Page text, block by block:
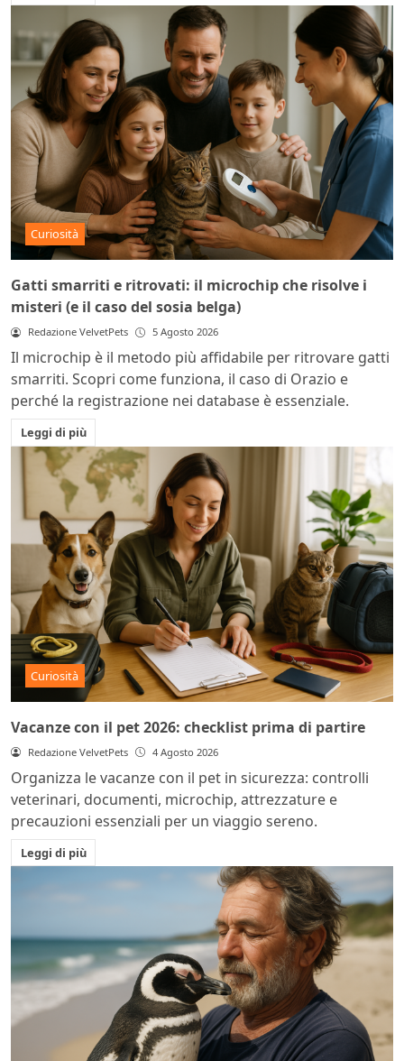
Curiosità
Gatti smarriti e ritrovati: il microchip che risolve i
misteri (e il caso del sosia belga)
Redazione VelvetPets 5 Agosto 2026
Il microchip è il metodo più affidabile per ritrovare gatti
smarriti. Scopri come funziona, il caso di Orazio e
perché la registrazione nei database è essenziale.
Leggi di più
Curiosità
Vacanze con il pet 2026: checklist prima di partire
Redazione VelvetPets 4 Agosto 2026
Organizza le vacanze con il pet in sicurezza: controlli
veterinari, documenti, microchip, attrezzature e
precauzioni essenziali per un viaggio sereno.
Leggi di più